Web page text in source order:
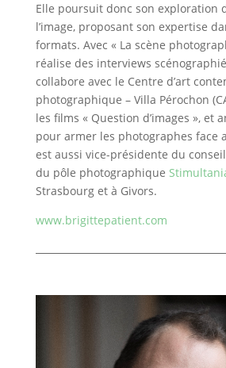
Elle poursuit donc son exploration
l’image, proposant son expertise
formats. Avec « La scène
réalise des interviews
collabore avec le Centre d’art
photographique – Villa Pérochon
les films « Question d’images », et
pour armer les photographes face
est aussi vice-présidente du
du pôle photographique
Strasbourg et à Givors.
www.brigittepatient.com